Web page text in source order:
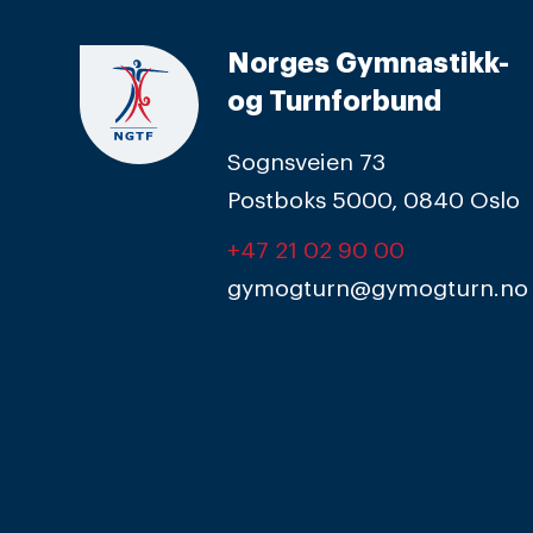
Norges Gymnastikk-
og Turnforbund
Sognsveien 73
Postboks 5000, 0840 Oslo
+47 21 02 90 00
gymogturn@gymogturn.no